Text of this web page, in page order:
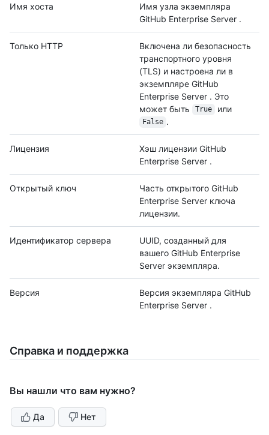
Имя хоста
Имя узла экземпляра
GitHub Enterprise Server .
Только HTTP
Включена ли безопасность
транспортного уровня
(TLS) и настроена ли в
экземпляре GitHub
Enterprise Server . Это
может быть
True или
False .
Лицензия
Хэш лицензии GitHub
Enterprise Server .
Открытый ключ
Часть открытого GitHub
Enterprise Server ключа
лицензии.
Идентификатор сервера
UUID, созданный для
вашего GitHub Enterprise
Server экземпляра.
Версия
Версия экземпляра GitHub
Enterprise Server .
Справка и поддержка
Вы нашли что вам нужно?
Да Нет